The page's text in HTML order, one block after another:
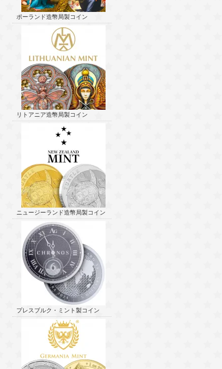
ポーランド造幣局製コイン
リトアニア造幣局製コイン
ニュージーランド造幣局製コイン
プレスブルク・ミント製コイン